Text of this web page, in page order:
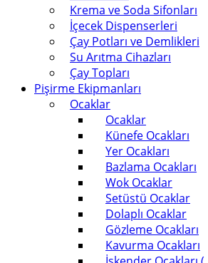
Krema ve Soda Sifonları
İçecek Dispenserleri
Çay Potları ve Demlikleri
Su Arıtma Cihazları
Çay Topları
Pişirme Ekipmanları
Ocaklar
Ocaklar
Künefe Ocakları
Yer Ocakları
Bazlama Ocakları
Wok Ocaklar
Setüstü Ocaklar
Dolaplı Ocaklar
Gözleme Ocakları
Kavurma Ocakları